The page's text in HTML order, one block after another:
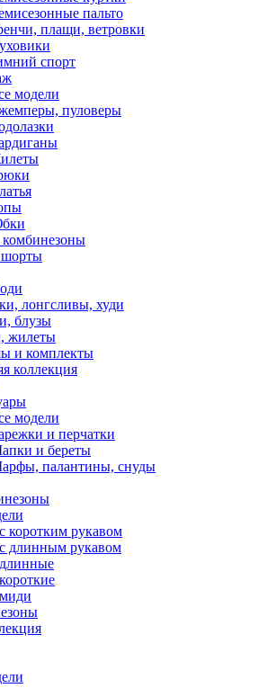
пальто
плащи, ветровки
спорт
модели
пуловеры
комбинезоны
лонгсливы, худи
блузы
жилеты
и комплекты
коллекция
модели
и перчатки
и береты
палантины, снуды
коротким рукавом
длинным рукавом